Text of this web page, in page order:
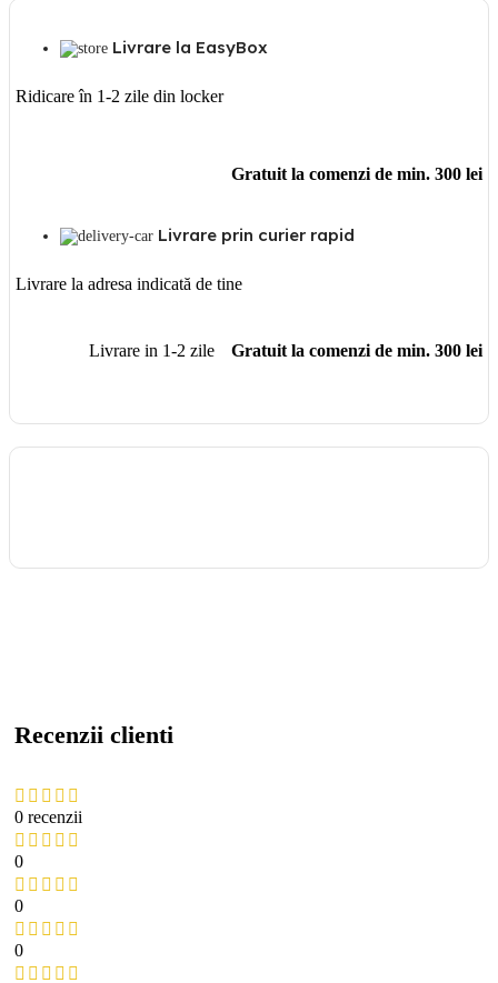
Livrare la EasyBox
Ridicare în 1-2 zile din locker
Gratuit la comenzi de min. 300 lei
Livrare prin curier rapid
Livrare la adresa indicată de tine
Livrare in 1-2 zile Gratuit la comenzi de min. 300 lei
Recenzii clienti
0 recenzii
0
0
0